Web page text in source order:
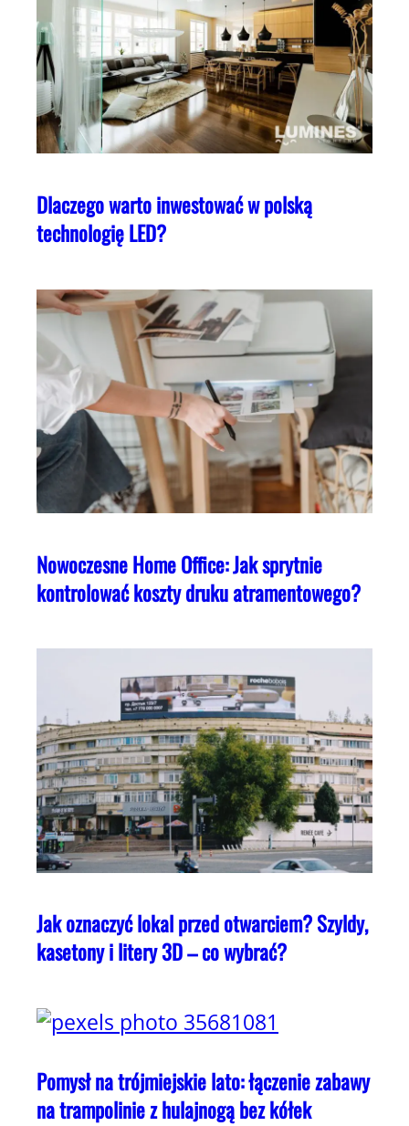
Dlaczego warto inwestować w polską
technologię LED?
Nowoczesne Home Office: Jak sprytnie
kontrolować koszty druku atramentowego?
Jak oznaczyć lokal przed otwarciem? Szyldy,
kasetony i litery 3D – co wybrać?
Pomysł na trójmiejskie lato: łączenie zabawy
na trampolinie z hulajnogą bez kółek